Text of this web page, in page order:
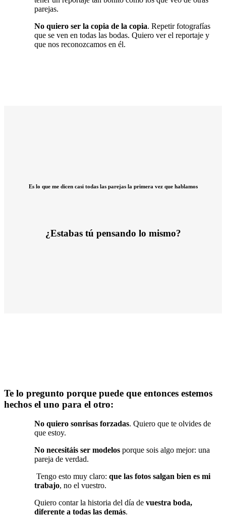
parejas.
No quiero ser la copia de la copia. Repetir fotografías
que se ven en todas las bodas. Quiero ver el reportaje y
que nos reconozcamos en él.
Es lo que me dicen casi todas las parejas la primera vez que hablamos
¿Estabas tú pensando lo mismo?
Te lo pregunto porque puede que entonces estemos
hechos el uno para el otro:
No quiero sonrisas forzadas. Quiero que te olvides de
que estoy.
No necesitáis ser modelos porque sois algo mejor: una
pareja de verdad.
Tengo esto muy claro: que las fotos salgan bien es mi
trabajo, no el vuestro.
Quiero contar la historia del día de vuestra boda,
diferente a todas las demás.